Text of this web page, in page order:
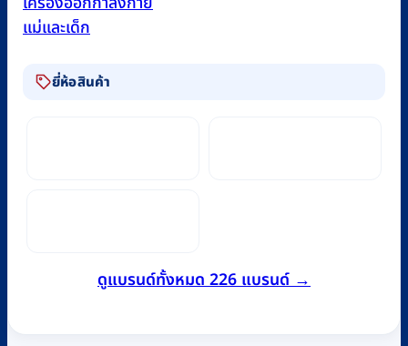
แม่และเด็ก
ยี่ห้อสินค้า
ดูแบรนด์ทั้งหมด 226 แบรนด์ →